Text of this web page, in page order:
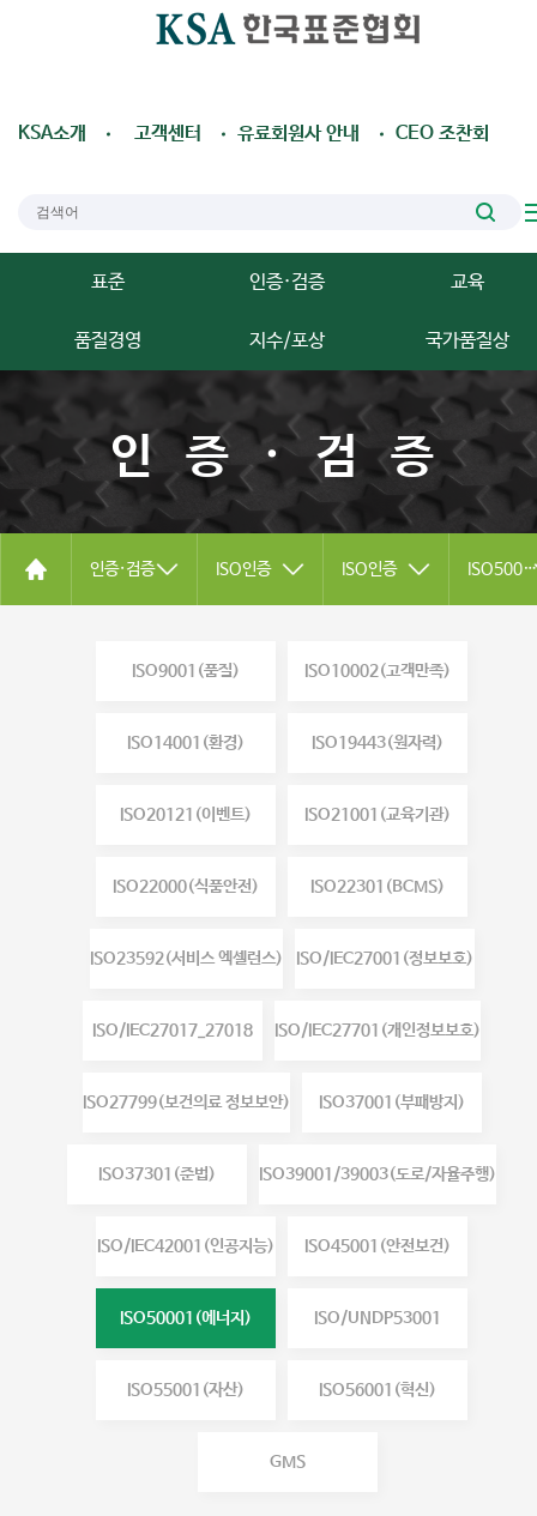
KSA소개 고객센터 유료회원사 안내 CEO 조찬회
표준 인증·검증 교육
품질경영 지수/포상 국가품질상
인증·검증
인증·검증 ISO인증 ISO인증 ISO50001(에너지)
ISO9001(품질) ISO10002(고객만족)
ISO14001(환경) ISO19443(원자력)
ISO20121(이벤트) ISO21001(교육기관)
ISO22000(식품안전) ISO22301(BCMS)
ISO23592(서비스 엑셀런스) ISO/IEC27001(정보보호)
ISO/IEC27017_27018 ISO/IEC27701(개인정보보호)
ISO27799(보건의료 정보보안) ISO37001(부패방지)
ISO37301(준법) ISO39001/39003(도로/자율주행)
ISO/IEC42001(인공지능) ISO45001(안전보건)
ISO50001(에너지) ISO/UNDP53001
ISO55001(자산) ISO56001(혁신)
GMS